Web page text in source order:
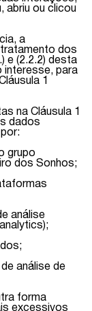
abriu ou clicou
a
dos
e (2.2.2) desta
interesse, para
1
na Cláusula 1
dados
grupo
dos Sonhos;
análise
análise de
forma
excessivos